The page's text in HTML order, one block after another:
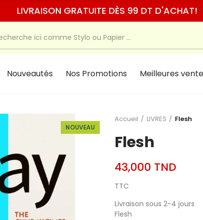
LIVRAISON GRATUITE DÈS 99 DT D'ACHAT!
Nouveautés Nos Promotions Meilleures
NOUVEAU
Accueil LIVRES Flesh
Flesh
43,000 TND
TTC
Livraison sous 2-4 jours
Flesh